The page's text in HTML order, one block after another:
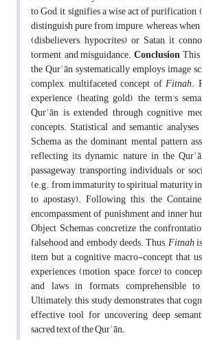
to God, it signifies a wise act of
distinguish pure from impure, whereas
(disbelievers, hypocrites) or Satan, it
torment, and misguidance.Conclusion
the Qurʾān systematically employs image
complex, multifaceted concept ofFitnah.
experience (heating gold), the term’s
Qurʾān is extended through cognitive
concepts. Statistical and semantic
Schema as the dominant mental pattern
reflecting its dynamic nature in the
passageway transporting individuals or
(e.g., from immaturity to spiritual maturity
to apostasy). Following this, the
encompassment of punishment and inner
Object Schemas concretize the
falsehood and embody deeds. Thus,Fitnah
item but a cognitive macro-concept that
experiences (motion, space, force) to
and laws in formats comprehensible
Ultimately, this study demonstrates that
effective tool for uncovering deep
sacred text of the Qurʾān.